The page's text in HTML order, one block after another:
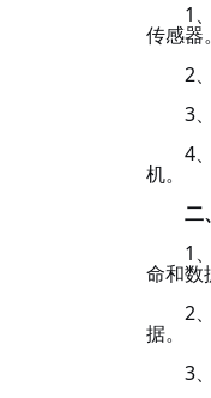
1
传感器。
2
3
4
机。
二
1、
命和数
2
据。
3、